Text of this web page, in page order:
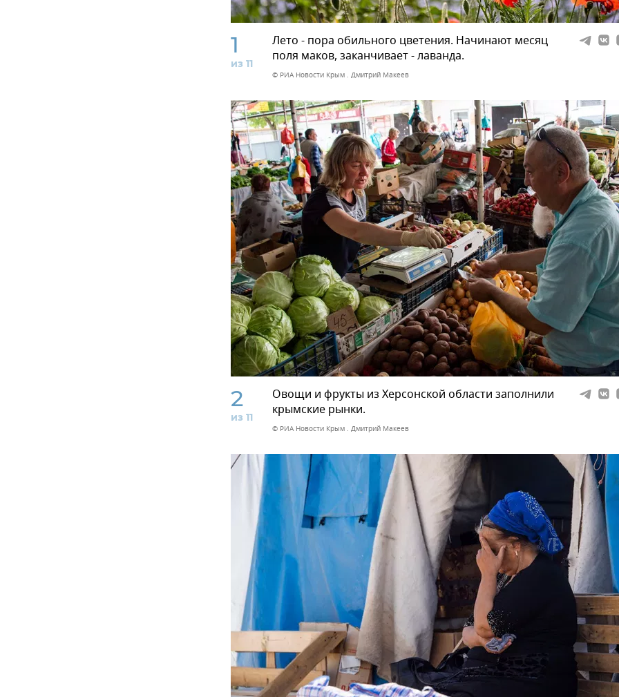
1
из 11
Лето - пора обильного цветения. Начинают месяц
поля маков, заканчивает - лаванда.
© РИА Новости Крым . Дмитрий Макеев
2
из 11
Овощи и фрукты из Херсонской области заполнили
крымские рынки.
© РИА Новости Крым . Дмитрий Макеев